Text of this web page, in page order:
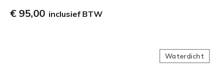
€ 95,00 inclusief BTW
Waterdicht